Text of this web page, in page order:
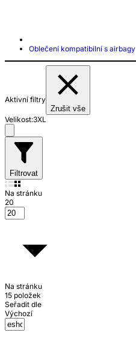
Oblečení kompatibilní s airbagy
Aktivní filtry
Zrušit vše
Velikost:3XL
Filtrovat
Na stránku
20
Na stránku
15 položek
Seřadit dle
Výchozí